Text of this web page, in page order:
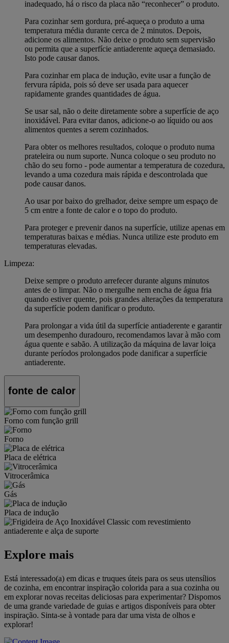
inadequado, há o risco da placa não “reconhecer” o produto.
Para cozinhar sem gordura, pré-aqueça o produto a uma
temperatura média durante cerca de 2 minutos. Depois,
adicione os alimentos. Não deixe o produto sem supervisão
ou permita que a superfície antiaderente aqueça demasiado.
Isto pode causar danos.
Para cozinhar em placa de indução, evite usar a função de
fervura rápida, pois só deve ser usada para aquecer
rapidamente grandes quantidades de água.
Se usar sal, não o deite diretamente sobre a superfície de aço
inoxidável. Para evitar danos, adicione-o ao líquido ou aos
alimentos quentes a serem cozinhados.
Para obter os melhores resultados, coloque o produto numa
prateleira ou num suporte. Nunca coloque o seu produto no
chão do seu forno - pode aumentar a temperatura de cozedura,
levando a uma cozedura mais rápida e descontrolada que
pode causar danos.
Ao usar por baixo do grelhador, deixe sempre um espaço de
5 cm entre a fonte de calor e o topo do produto.
Para proteger e prevenir danos na superfície, utilize apenas em
temperaturas baixas e médias. Nunca utilize este produto em
temperaturas elevadas.
Limpeza:
Deixe sempre o produto arrefecer durante alguns minutos
antes de o limpar. Não o mergulhe nem encha de água fria
quando estiver quente, pois grandes alterações da temperatura
da superfície podem danificar o produto.
Para prolongar a vida útil da superfície antiaderente e garantir
um desempenho duradouro, recomendamos lavar à mão com
água quente e sabão. A utilização da máquina de lavar loiça
durante períodos prolongados pode danificar a superfície
antiaderente.
fonte de calor
Forno com função grill
Forno
Placa de elétrica
Vitrocerâmica
Gás
Placa de indução
Explore mais
Está interessado(a) em dicas e truques úteis para os seus utensílios
de cozinha, em encontrar inspiração colorida para a sua cozinha ou
em explorar novas receitas deliciosas para experimentar? Dispomos
de uma grande variedade de guias e artigos disponíveis para obter
inspiração. Sinta-se à vontade para dar uma vista de olhos e
explorar!